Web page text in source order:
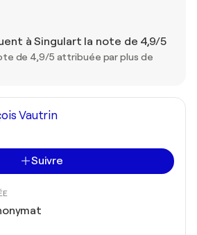
à Singulart la note de 4,9/5
de 4,9/5 attribuée par plus de
Vautrin
Suivre